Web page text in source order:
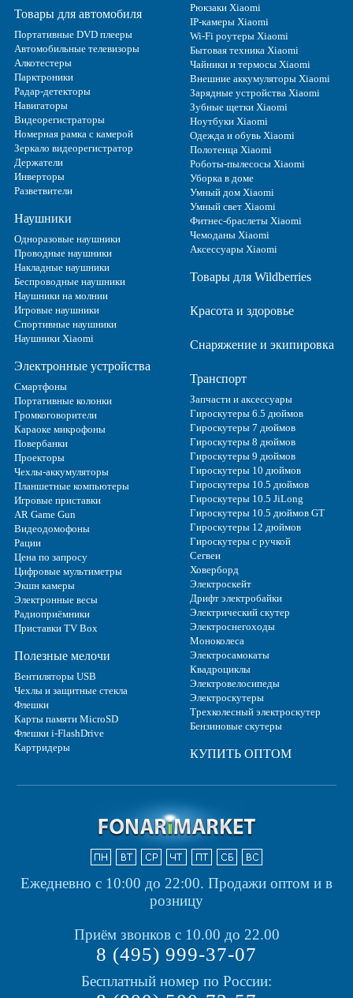
Товары для автомобиля
Портативные DVD плееры
Автомобильные телевизоры
Алкотестеры
Парктроники
Радар-детекторы
Навигаторы
Видеорегистраторы
Номерная рамка с камерой
Зеркало видеорегистратор
Держатели
Инверторы
Разветвители
Наушники
Одноразовые наушники
Проводные наушники
Накладные наушники
Беспроводные наушники
Наушники на молнии
Игровые наушники
Спортивные наушники
Наушники Xiaomi
Электронные устройства
Смартфоны
Портативные колонки
Громкоговорители
Караоке микрофоны
Повербанки
Проекторы
Чехлы-аккумуляторы
Планшетные компьютеры
Игровые приставки
AR Game Gun
Видеодомофоны
Рации
Цена по запросу
Цифровые мультиметры
Экшн камеры
Электронные весы
Радиоприёмники
Приставки TV Box
Полезные мелочи
Вентиляторы USB
Чехлы и защитные стекла
Флешки
Карты памяти MicroSD
Флешки i-FlashDrive
Картридеры
Рюкзаки Xiaomi
IP-камеры Xiaomi
Wi-Fi роутеры Xiaomi
Бытовая техника Xiaomi
Чайники и термосы Xiaomi
Внешние аккумуляторы Xiaomi
Зарядные устройства Xiaomi
Зубные щетки Xiaomi
Ноутбуки Xiaomi
Одежда и обувь Xiaomi
Полотенца Xiaomi
Роботы-пылесосы Xiaomi
Уборка в доме
Умный дом Xiaomi
Умный свет Xiaomi
Фитнес-браслеты Xiaomi
Чемоданы Xiaomi
Аксессуары Xiaomi
Товары для Wildberries
Красота и здоровье
Снаряжение и экипировка
Транспорт
Запчасти и аксессуары
Гироскутеры 6.5 дюймов
Гироскутеры 7 дюймов
Гироскутеры 8 дюймов
Гироскутеры 9 дюймов
Гироскутеры 10 дюймов
Гироскутеры 10.5 дюймов
Гироскутеры 10.5 JiLong
Гироскутеры 10.5 дюймов GT
Гироскутеры 12 дюймов
Гироскутеры с ручкой
Сегвеи
Ховерборд
Электроскейт
Дрифт электробайки
Электрический скутер
Электроснегоходы
Моноколеса
Электросамокаты
Квадроциклы
Электровелосипеды
Электроскутеры
Трехколесный электроскутер
Бензиновые скутеры
КУПИТЬ ОПТОМ
Ежедневно с 10:00 до 22:00. Продажи оптом и в
розницу
Приём звонков с 10.00 до 22.00
8 (495) 999-37-07
Бесплатный номер по России: